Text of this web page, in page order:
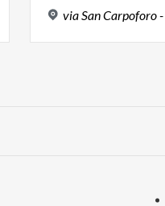
via SanCarpoforo-